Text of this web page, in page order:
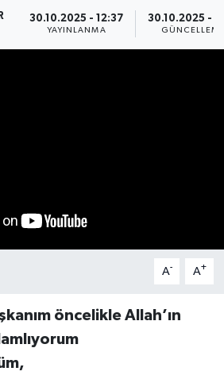
30.10.2025 - 12:37
YAYINLANMA
30.10.2025 -
A- A+
öncelikle Allah’ın